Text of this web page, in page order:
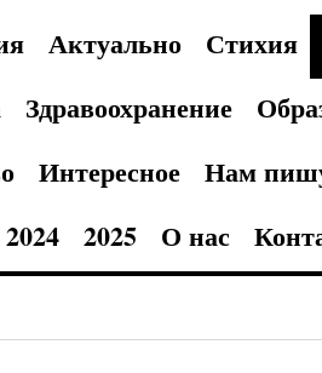
Актуально Стихия
Здравоохранение
Интересное Нам
2024 2025 О нас